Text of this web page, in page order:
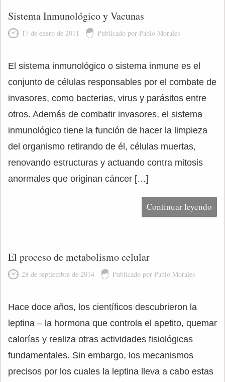
Sistema Inmunológico y Vacunas
17 de enero de 2011 Publicado por Pablo Morales
El sistema inmunológico o sistema inmune es el
conjunto de células responsables por el combate de
invasores, como bacterias, virus y parásitos entre
otros. Además de combatir invasores, el sistema
inmunológico tiene la función de hacer la limpieza
del organismo retirando de él, células muertas,
renovando estructuras y actuando contra mitosis
anormales que originan cáncer […]
Continuar leyendo
El proceso de metabolismo celular
28 de septiembre de 2014 Publicado por Pablo Morales
Hace doce años, los científicos descubrieron la
leptina – la hormona que controla el apetito, quemar
calorías y realiza otras actividades fisiológicas
fundamentales. Sin embargo, los mecanismos
precisos por los cuales la leptina lleva a cabo estas